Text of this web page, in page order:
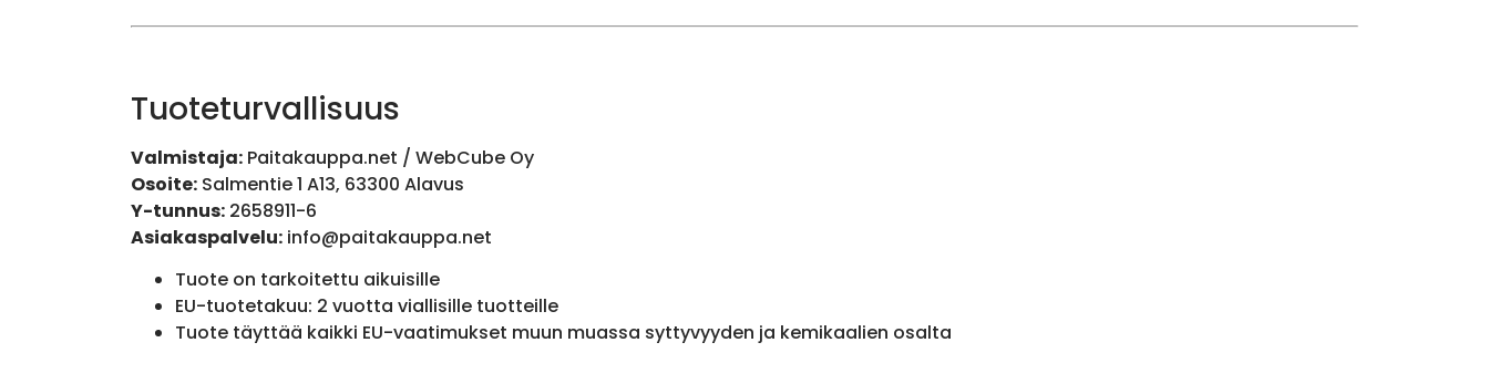
Tuoteturvallisuus
Valmistaja:Paitakauppa.net / WebCube Oy
Osoite:Salmentie 1 A13, 63300 Alavus
Y-tunnus:2658911-6
Asiakaspalvelu: info@paitakauppa.net
Tuote on tarkoitettu aikuisille
EU-tuotetakuu: 2 vuotta viallisille tuotteille
Tuote täyttää kaikki EU-vaatimukset muun muassa syttyvyyden ja kemikaalien osalta